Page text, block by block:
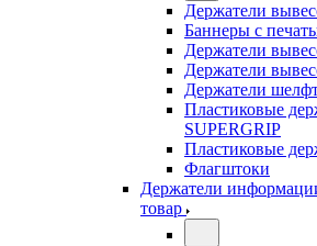
Держатели
Баннеры с
Держатели
Держатели
Держатели
Пластиковые
SUPERGRIP
Пластиковые
Флагштоки
Держатели
товар